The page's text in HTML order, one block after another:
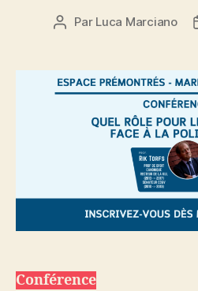
Auteur
Par Luca Marciano
Conférence